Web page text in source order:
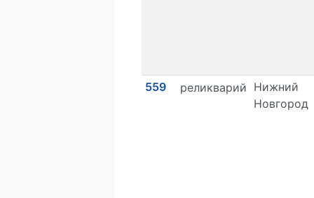
559 реликварий Нижний
Новгород